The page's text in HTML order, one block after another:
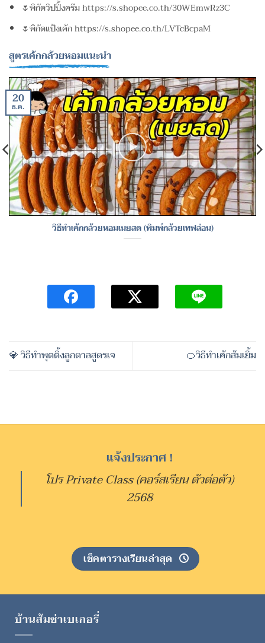
🌷พิกัดวิปปิ้งครีม https://s.shopee.co.th/30WEmwRz3C
🌷พิกัดแป้งเค้ก https://s.shopee.co.th/LVTcBcpaM
สูตรเค้กกล้วยหอมแนะนำ
วิธีทำเค้กกล้วยหอมเนยสด (พิมพ์กล้วยเทฟล่อน)
20
ธ.ค.
💎 วิธีทำพุดดิ้งลูกตาลสูตรเจ 🍊วิธีทำเค้กส้มเยิ้ม
แจ้งประกาศ !
โปร Private Class (คอร์สเรียน ตัวต่อตัว)
2568
เช็คตารางเรียนล่าสุด
บ้านส้มซ่าเบเกอรี่